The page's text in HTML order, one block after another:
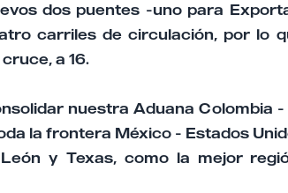
dos puentes -uno para
carriles de circulación, por lo
a 16.
nuestra Aduana Colombia
la frontera México - Estados
y Texas, como la mejor